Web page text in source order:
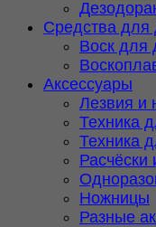
Средства для
Воск для
Аксессуары
Лезвия и
Техника
Техника
Расчёски
Ножницы
Разные